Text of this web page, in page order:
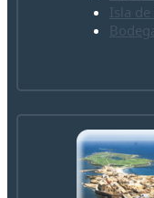
Isla